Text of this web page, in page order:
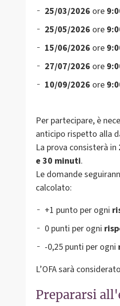
25/03/2026 ore
25/05/2026 ore
15/06/2026 ore
27/07/2026 ore
10/09/2026 ore
Per partecipare, è
anticipo rispetto alla
La prova consisterà in
e 30 minuti.
Le domande
calcolato:
+1 punto per ogni
0 punti per ogni
-0,25 punti per ogni
L’OFA sarà
Prepararsi